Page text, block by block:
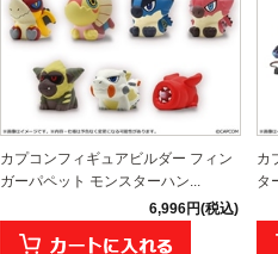
カプコンフィギュアビルダー フィン
ガーパペット モンスターハン...
6,996円(税込)
カ
タ